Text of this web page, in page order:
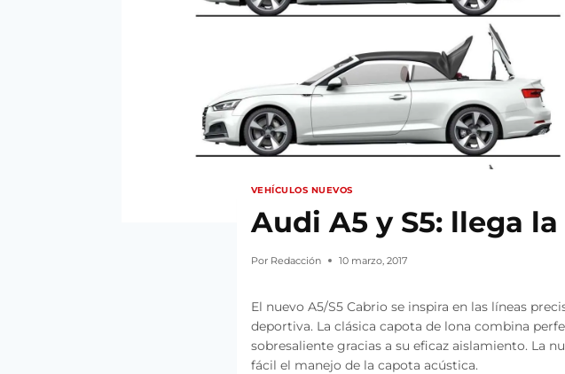
VEHÍCULOS NUEVOS
Audi A5 y S5: llega
Por Redacción 10 marzo, 2017
El nuevo A5/S5 Cabrio se inspira en las líneas
deportiva. La clásica capota de lona combina
sobresaliente gracias a su eficaz aislamiento. La
fácil el manejo de la capota acústica.